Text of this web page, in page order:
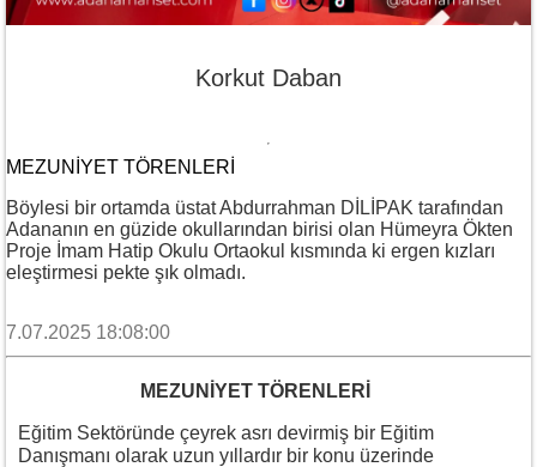
Korkut Daban
MEZUNİYET TÖRENLERİ
Böylesi bir ortamda üstat Abdurrahman DİLİPAK tarafından
Adananın en güzide okullarından birisi olan Hümeyra Ökten
Proje İmam Hatip Okulu Ortaokul kısmında ki ergen kızları
eleştirmesi pekte şık olmadı.
7.07.2025 18:08:00
MEZUNİYET TÖRENLERİ
Eğitim Sektöründe çeyrek asrı devirmiş bir Eğitim
Danışmanı olarak uzun yıllardır bir konu üzerinde